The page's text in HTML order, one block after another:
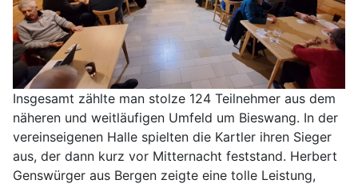
Insgesamt zählte man stolze 124 Teilnehmer aus dem
näheren und weitläufigen Umfeld um Bieswang. In der
vereinseigenen Halle spielten die Kartler ihren Sieger
aus, der dann kurz vor Mitternacht feststand. Herbert
Genswürger aus Bergen zeigte eine tolle Leistung,